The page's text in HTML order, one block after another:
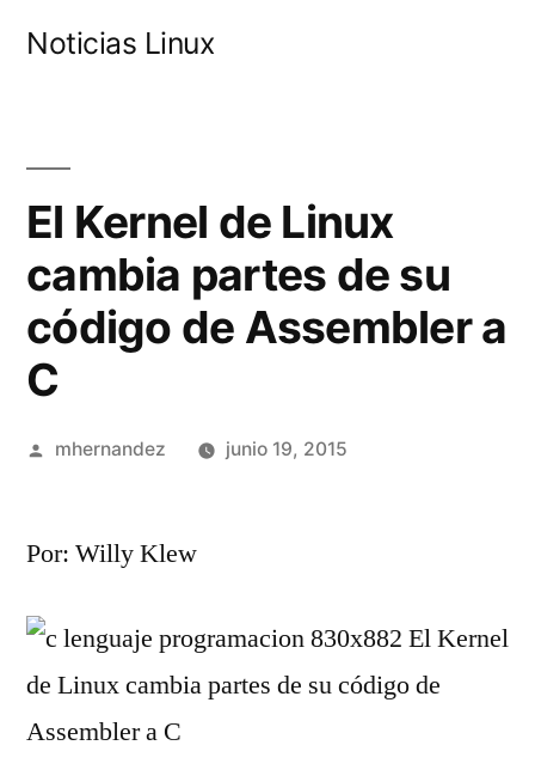
Noticias Linux
El Kernel de Linux
cambia partes de su
código de Assembler a
C
Publicado
mhernandez junio 19, 2015
Por: Willy Klew